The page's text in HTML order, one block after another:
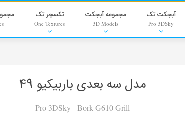
آبجکت تک
Pro 3DSky
مجموعه آبجکت
3D Models
تکسچر تک
One Textures
Backgroundمدل سه بعدی باربیکیو 49
Pro 3DSky - Bork G610 Grill